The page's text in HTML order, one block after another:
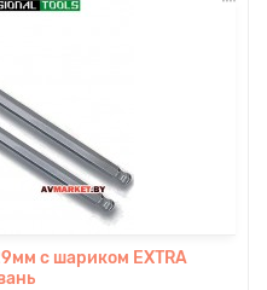
с шариком EXTRA